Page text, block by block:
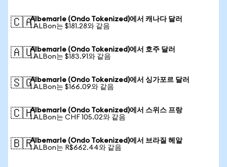
🇨🇦Albemarle (Ondo Tokenized)에서 캐나다 달러
1 ALBon는 $181.28와 같음
🇦🇺Albemarle (Ondo Tokenized)에서 호주 달러
1 ALBon는 $183.91와 같음
🇸🇬Albemarle (Ondo Tokenized)에서 싱가포르 달러
1 ALBon는 $166.09와 같음
🇨🇭Albemarle (Ondo Tokenized)에서 스위스 프랑
1 ALBon는 CHF 105.02와 같음
🇧🇷Albemarle (Ondo Tokenized)에서 브라질 헤알
1 ALBon는 R$662.44와 같음